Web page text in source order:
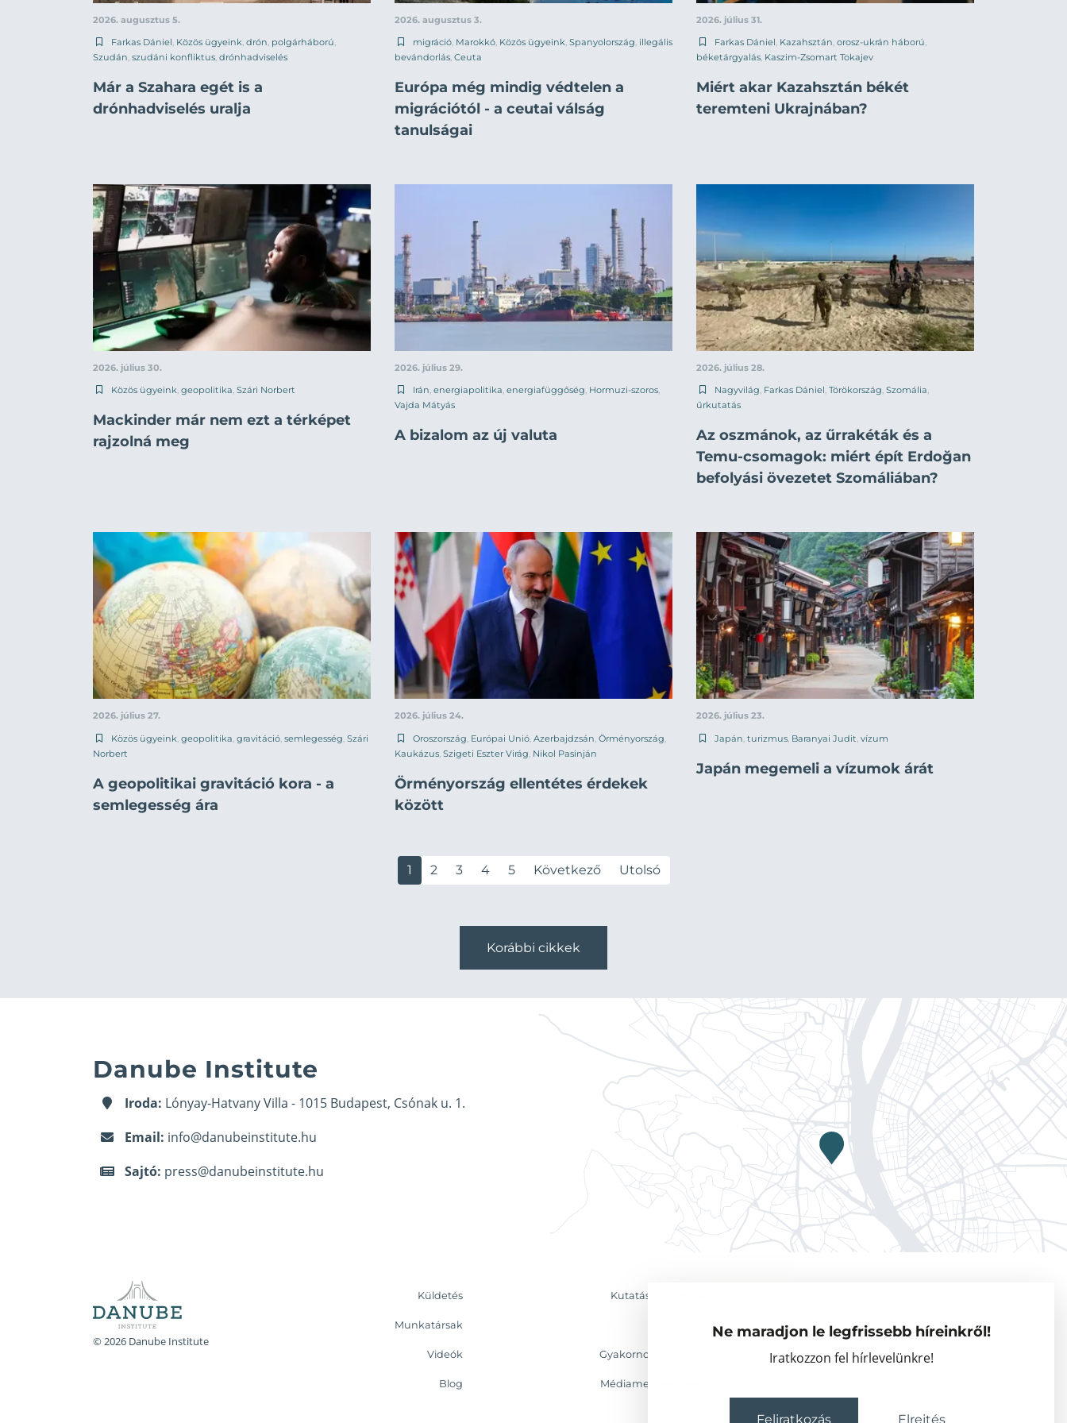
Ne maradjon le legfrissebb híreinkről!
Iratkozzon fel hírlevelünkre!
Feliratkozás Elrejtés
2026. augusztus 5.
Farkas Dániel Közös ügyeink drón polgárháború
Szudán szudáni konfliktus drónhadviselés
Már a Szahara egét is a
drónhadviselés uralja
2026. augusztus 3.
migráció Marokkó Közös ügyeink Spanyolország illegális
bevándorlás Ceuta
Európa még mindig védtelen a
migrációtól - a ceutai válság
tanulságai
2026. július 31.
Farkas Dániel Kazahsztán orosz-ukrán háború
béketárgyalás Kaszim-Zsomart Tokajev
Miért akar Kazahsztán békét
teremteni Ukrajnában?
2026. július 30.
Közös ügyeink, geopolitika, Szári Norbert
Mackinder már nem ezt a térképet
rajzolná meg
2026. július 29.
Irán, energiapolitika, energiafüggőség, Hormuzi-szoros,
Vajda Mátyás
A bizalom az új valuta
2026. július 28.
Nagyvilág, Farkas Dániel, Törökország, Szomália,
űrkutatás
Az oszmánok, az űrrakéták és a
Temu-csomagok: miért épít Erdoğan
befolyási övezetet Szomáliában?
2026. július 27.
Közös ügyeink geopolitika gravitáció semlegesség Szári
Norbert
A geopolitikai gravitáció kora - a
semlegesség ára
2026. július 24.
Oroszország Európai Unió Azerbajdzsán Örményország
Kaukázus Szigeti Eszter Virág Nikol Pasinján
Örményország ellentétes érdekek
között
2026. július 23.
Japán turizmus Baranyai Judit vízum
Japán megemeli a vízumok árát
1 2 3 4 5 Következő Utolsó
Korábbi cikkek
Danube Institute
Iroda: Lónyay-Hatvany Villa - 1015 Budapest, Csónak u. 1.
Email: info@danubeinstitute.hu
Sajtó: press@danubeinstitute.hu
© 2026 Danube Institute
Küldetés Kutatás & Elemzés
Munkatársak Vendégkutatók
Videók Gyakornoki program Partnerszervezetek
Blog Médiamegjelenések